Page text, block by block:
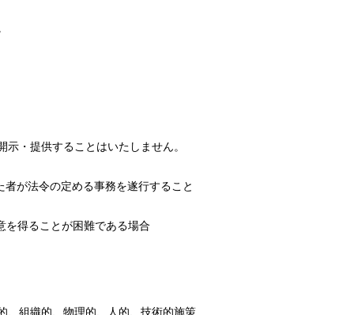
・提供することはいたしません。
が法令の定める事務を遂行すること
を得ることが困難である場合
、組織的、物理的、人的、技術的施策